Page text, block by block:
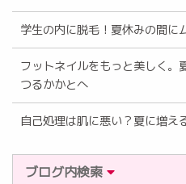
学生の内に脱毛！夏休みの間に
フットネイルをもっと美しく。
つるかかとへ
自己処理は肌に悪い？夏に増え
ブログ内検索